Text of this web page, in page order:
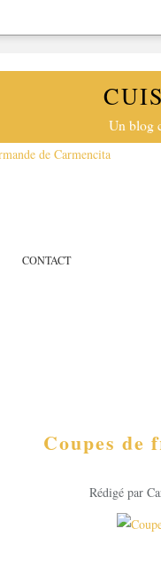
Un blog
CONTACT
Coupes de
Rédigé par